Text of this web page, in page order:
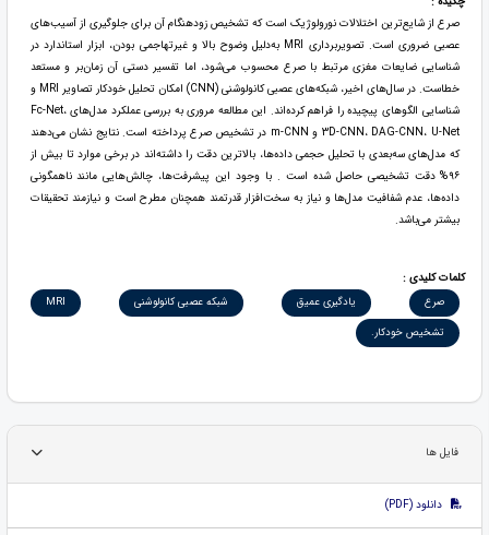
صرع از شایع‌ترین اختلالات نورولوژیک است که تشخیص زودهنگام آن برای جلوگیری از آسیب‌های
عصبی ضروری است. تصویربرداری MRI به‌دلیل وضوح بالا و غیرتهاجمی بودن، ابزار استاندارد در
شناسایی ضایعات مغزی مرتبط با صرع محسوب می‌شود، اما تفسیر دستی آن زمان‌بر و مستعد
خطاست. در سال‌های اخیر، شبکه‌های عصبی کانولوشنی (CNN) امکان تحلیل خودکار تصاویر MRI و
شناسایی الگوهای پیچیده را فراهم کرده‌اند. این مطالعه مروری به بررسی عملکرد مدل‌های Fc-Net،
3D-CNN، DAG-CNN، U-Net و m-CNN در تشخیص صرع پرداخته است. نتایج نشان می‌دهند
که مدل‌های سه‌بعدی با تحلیل حجمی داده‌ها، بالاترین دقت را داشته‌اند در برخی موارد تا بیش از
۹۶% دقت تشخیصی حاصل شده است . با وجود این پیشرفت‌ها، چالش‌هایی مانند ناهمگونی
داده‌ها، عدم شفافیت مدل‌ها و نیاز به سخت‌افزار قدرتمند همچنان مطرح است و نیازمند تحقیقات
بیشتر می‌باشد.
کلمات کلیدی :
صرع
یادگیری عمیق شبکه عصبی کانولوشنی
MRI
تشخیص خودکار.
فایل ها
دانلود (PDF)